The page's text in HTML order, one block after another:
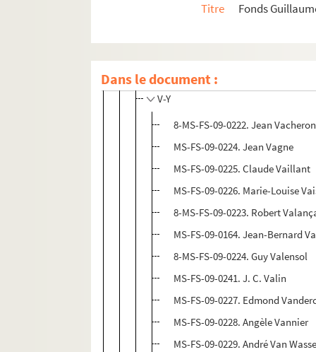
Titre
Fonds
Dans le document :
T
V-Y
8-MS-FS-09-0222. Jean Vacheron
MS-FS-09-0224. Jean Vagne
MS-FS-09-0225. Claude Vaillant
MS-FS-09-0226. Marie-Louise
8-MS-FS-09-0223. Robert
MS-FS-09-0164. Jean-Bernard
8-MS-FS-09-0224. Guy Valensol
MS-FS-09-0241. J. C. Valin
MS-FS-09-0227. Edmond
MS-FS-09-0228. Angèle Vannier
MS-FS-09-0229. André Van